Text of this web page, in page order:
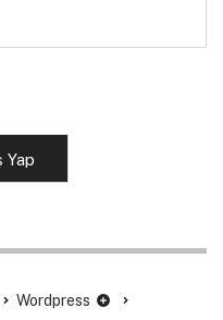
Yap
Wordpress